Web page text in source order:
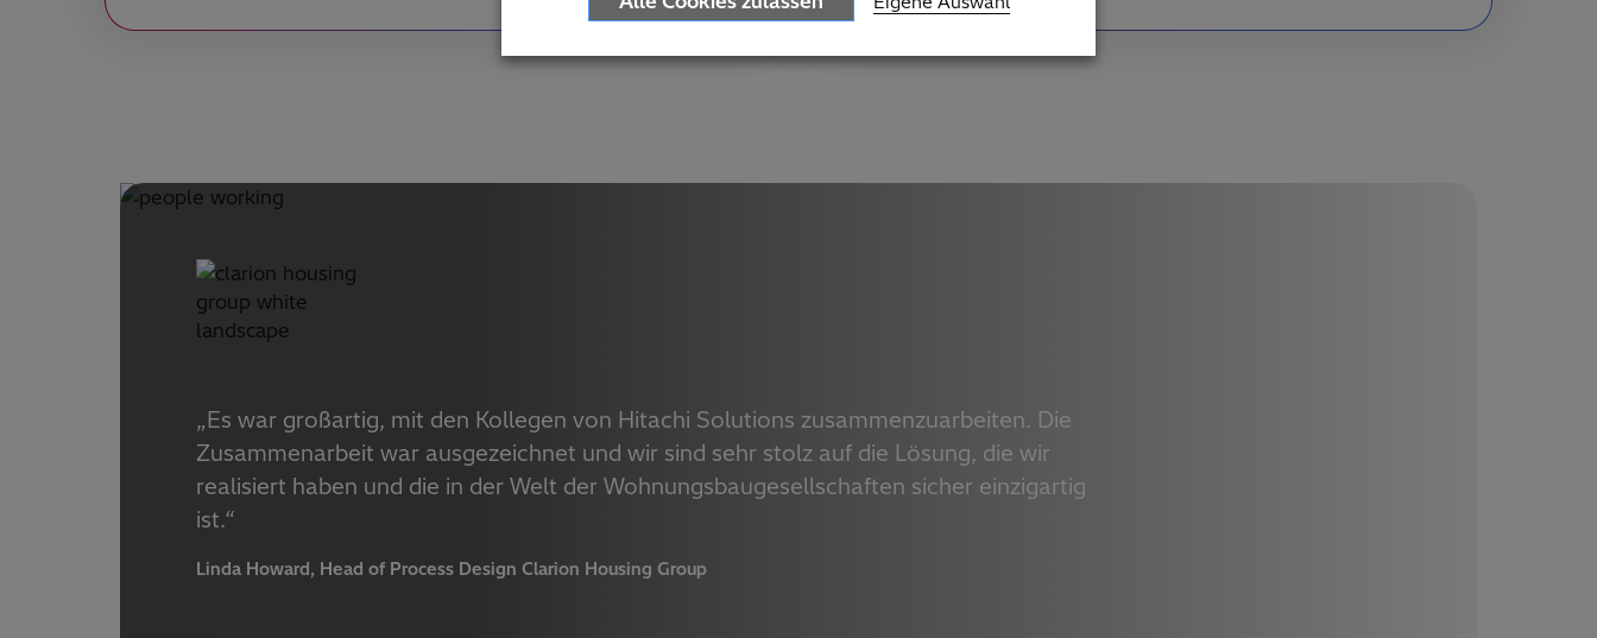
„Es war großartig, mit den Kollegen von Hitachi Solutions zusammenzuarbeiten. Die
Zusammenarbeit war ausgezeichnet und wir sind sehr stolz auf die Lösung, die wir
realisiert haben und die in der Welt der Wohnungsbaugesellschaften sicher einzigartig
ist.“
Linda Howard, Head of Process Design Clarion Housing Group